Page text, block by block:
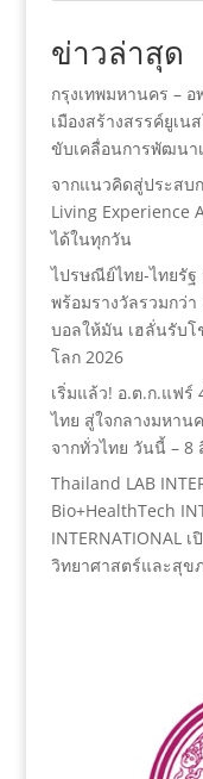
ข่าวล่าสุด
กรุงเทพมหานคร –
เมืองสร้างสรรค์ยูเน
ขับเคลื่อนการพัฒนา
จากแนวคิดสู่ประสบ
Living Experience
ได้ในทุกวัน
ไปรษณีย์ไทย-ไทยรั
พร้อมรางวัลรวมกว่
บอลให้มัน เฮลั่นรับโ
โลก 2026
เริ่มแล้ว! อ.ต.ก.แฟร์
ไทย สู่ใจกลางมหา
จากทั่วไทย วันนี้ –
Thailand LAB
Bio+HealthTech
INTERNATIONAL
วิทยาศาสตร์และสุข